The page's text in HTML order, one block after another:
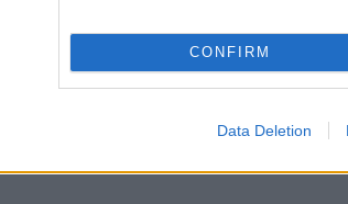
CONFIRM
Data Deletion